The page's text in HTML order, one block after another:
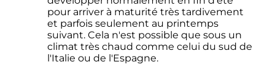
pour arriver à maturité très tardivement
et parfois seulement au printemps
suivant. Cela n'est possible que sous un
climat très chaud comme celui du sud de
l'Italie ou de l'Espagne.